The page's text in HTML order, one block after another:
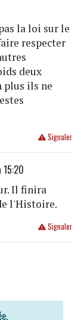
la loi sur le
respecter
deux
plus ils ne
Signaler
Il finira
l'Histoire.
Signaler